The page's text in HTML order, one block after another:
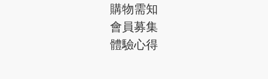
購物需知
會員募集
體驗心得